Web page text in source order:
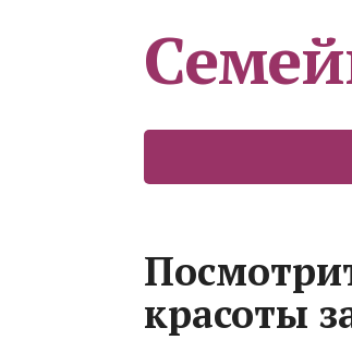
красоты